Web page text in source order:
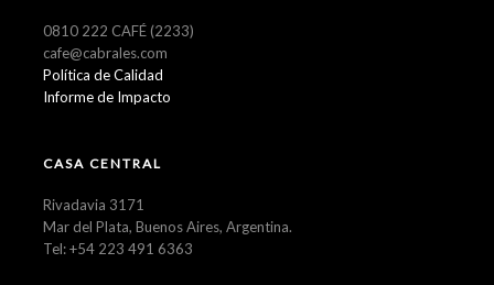
0810 222 CAFÉ (2233)
cafe@cabrales.com
Política de Calidad
Informe de Impacto
CASA CENTRAL
Rivadavia 3171
Mar del Plata, Buenos Aires, Argentina.
Tel: +54 223 491 6363